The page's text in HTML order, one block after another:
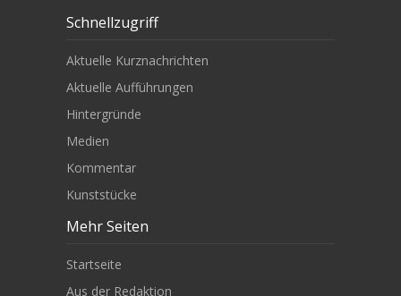
Schnellzugriff
Aktuelle Kurznachrichten
Aktuelle Aufführungen
Hintergründe
Medien
Kommentar
Kunststücke
Mehr Seiten
Startseite
Aus der Redaktion